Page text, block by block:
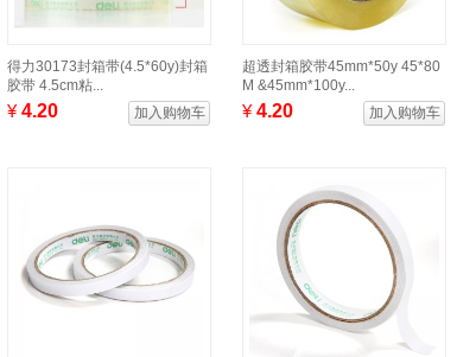
得力30173封箱带(4.5*60y)封箱
胶带 4.5cm粘...
¥4.20 加入购物车
超透封箱胶带45mm*50y 45*80
M &45mm*100y...
¥4.20 加入购物车